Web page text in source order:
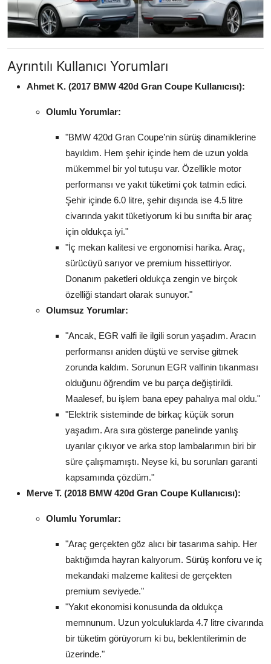
Ayrıntılı Kullanıcı Yorumları
Ahmet K. (2017 BMW 420d Gran Coupe Kullanıcısı):
Olumlu Yorumlar:
"BMW 420d Gran Coupe’nin sürüş dinamiklerine
bayıldım. Hem şehir içinde hem de uzun yolda
mükemmel bir yol tutuşu var. Özellikle motor
performansı ve yakıt tüketimi çok tatmin edici.
Şehir içinde 6.0 litre, şehir dışında ise 4.5 litre
civarında yakıt tüketiyorum ki bu sınıfta bir araç
için oldukça iyi."
"İç mekan kalitesi ve ergonomisi harika. Araç,
sürücüyü sarıyor ve premium hissettiriyor.
Donanım paketleri oldukça zengin ve birçok
özelliği standart olarak sunuyor."
Olumsuz Yorumlar:
"Ancak, EGR valfi ile ilgili sorun yaşadım. Aracın
performansı aniden düştü ve servise gitmek
zorunda kaldım. Sorunun EGR valfinin tıkanması
olduğunu öğrendim ve bu parça değiştirildi.
Maalesef, bu işlem bana epey pahalıya mal oldu."
"Elektrik sisteminde de birkaç küçük sorun
yaşadım. Ara sıra gösterge panelinde yanlış
uyarılar çıkıyor ve arka stop lambalarımın biri bir
süre çalışmamıştı. Neyse ki, bu sorunları garanti
kapsamında çözdüm."
Merve T. (2018 BMW 420d Gran Coupe Kullanıcısı):
Olumlu Yorumlar:
"Araç gerçekten göz alıcı bir tasarıma sahip. Her
baktığımda hayran kalıyorum. Sürüş konforu ve iç
mekandaki malzeme kalitesi de gerçekten
premium seviyede."
"Yakıt ekonomisi konusunda da oldukça
memnunum. Uzun yolculuklarda 4.7 litre civarında
bir tüketim görüyorum ki bu, beklentilerimin de
üzerinde."